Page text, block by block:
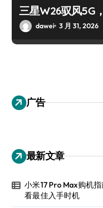
三星W26驭风5G
dawei 3 月 31, 2026
广告
最新文章
小米17 Pro Max购机
看最佳入手时机